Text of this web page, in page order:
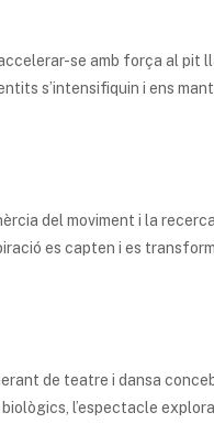
se amb força al pit
s’intensifiquin i ens
del moviment i la
es capten i es
de teatre i dansa
l’espectacle